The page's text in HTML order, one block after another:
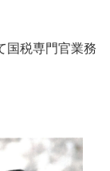
国税専門官業務